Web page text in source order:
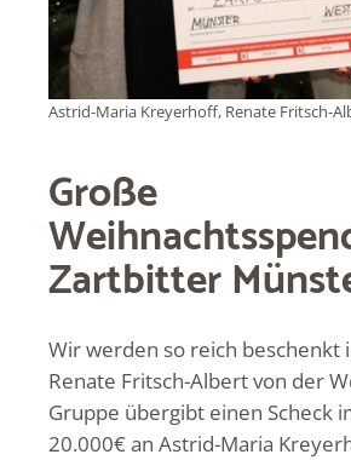
Astrid-Maria Kreyerhoff, Renate Fritsch-
Große
Zartbitter
Wir werden so reich beschenkt
Renate Fritsch-Albert von der
Gruppe übergibt einen Scheck
20.000€ an Astrid-Maria